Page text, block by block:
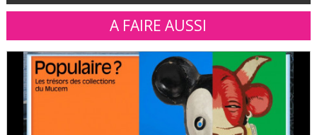
A FAIRE AUSSI